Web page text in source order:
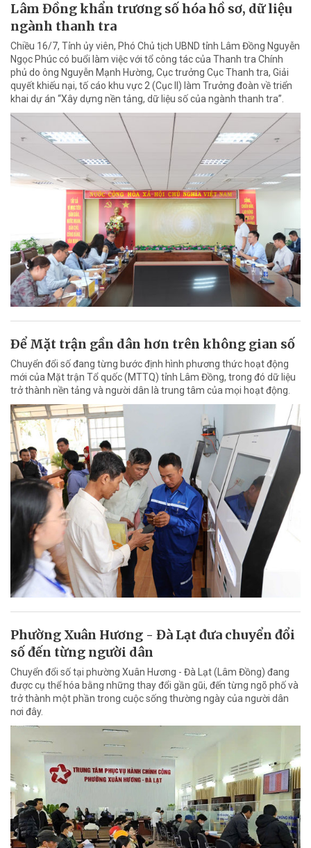
Lâm Đồng khẩn trương số hóa hồ sơ, dữ liệu
ngành thanh tra
Chiều 16/7, Tỉnh ủy viên, Phó Chủ tịch UBND tỉnh Lâm Đồng Nguyễn
Ngọc Phúc có buổi làm việc với tổ công tác của Thanh tra Chính
phủ do ông Nguyễn Mạnh Hường, Cục trưởng Cục Thanh tra, Giải
quyết khiếu nại, tố cáo khu vực 2 (Cục II) làm Trưởng đoàn về triển
khai dự án “Xây dựng nền tảng, dữ liệu số của ngành thanh tra”.
Ðể Mặt trận gần dân hơn trên không gian số
Chuyển đổi số đang từng bước định hình phương thức hoạt động
mới của Mặt trận Tổ quốc (MTTQ) tỉnh Lâm Đồng, trong đó dữ liệu
trở thành nền tảng và người dân là trung tâm của mọi hoạt động.
Phường Xuân Hương - Đà Lạt đưa chuyển đổi
số đến từng người dân
Chuyển đổi số tại phường Xuân Hương - Đà Lạt (Lâm Đồng) đang
được cụ thể hóa bằng những thay đổi gần gũi, đến từng ngõ phố và
trở thành một phần trong cuộc sống thường ngày của người dân
nơi đây.